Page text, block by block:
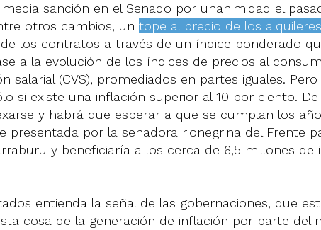
sanción en el Senado por unanimidad el
otros cambios, un tope al precio de los alquileres
los contratos a través de un índice ponderado
a la evolución de los índices de precios al
salarial (CVS), promediados en partes iguales. Pero
si existe una inflación superior al 10 por ciento. De
y habrá que esperar a que se cumplan los
presentada por la senadora rionegrina del Frente
y beneficiaría a los cerca de 6,5 millones de
entienda la señal de las gobernaciones, que
cosa de la generación de inflación por parte del